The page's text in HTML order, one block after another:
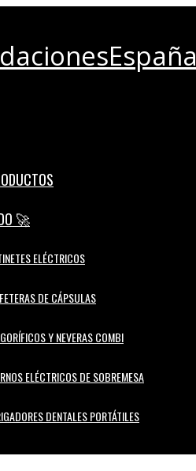
🚀
ELÉCTRICOS
DE CÁPSULAS
Y NEVERAS COMBI
ELÉCTRICOS DE SOBREMESA
DENTALES PORTÁTILES